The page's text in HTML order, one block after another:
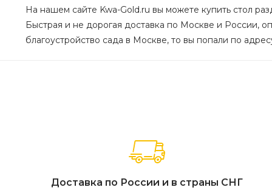
На нашем сайте Kwa-Gold.ru вы можете купить cтол
Быстрая и не дорогая доставка по Москве и России,
благоустройство сада в Москве, то вы попали по
Доставка по России и в страны СНГ